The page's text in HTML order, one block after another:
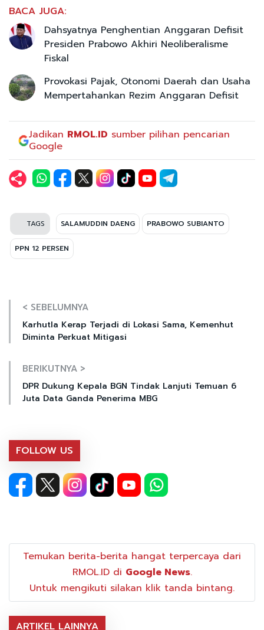
BACA JUGA:
Dahsyatnya Penghentian Anggaran Defisit
Presiden Prabowo Akhiri Neoliberalisme
Fiskal
Provokasi Pajak, Otonomi Daerah dan Usaha
Mempertahankan Rezim Anggaran Defisit
Jadikan RMOL.ID sumber pilihan pencarian
Google
TAGS SALAMUDDIN DAENG PRABOWO SUBIANTO
PPN 12 PERSEN
< SEBELUMNYA
Karhutla Kerap Terjadi di Lokasi Sama, Kemenhut
Diminta Perkuat Mitigasi
BERIKUTNYA >
DPR Dukung Kepala BGN Tindak Lanjuti Temuan 6
Juta Data Ganda Penerima MBG
FOLLOW US
Temukan berita-berita hangat terpercaya dari
RMOL.ID di Google News.
Untuk mengikuti silakan klik tanda bintang.
ARTIKEL LAINNYA